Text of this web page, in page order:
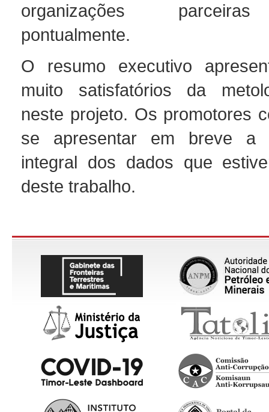
organizações
pontualmente.
O resumo executivo
muito satisfatórios da
neste projeto. Os promotores
se apresentar em breve a
integral dos dados que
deste trabalho.